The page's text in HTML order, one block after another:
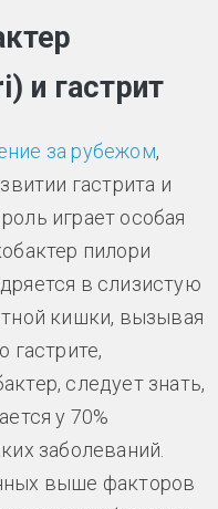
и гастрит
за рубежом,
гастрита и
играет особая
пилори
в слизистую
кишки, вызывая
гастрите,
следует знать,
у 70%
заболеваний.
выше факторов